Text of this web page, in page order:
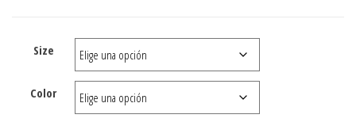
precios:
desde
15.99€
hasta
Size
Color